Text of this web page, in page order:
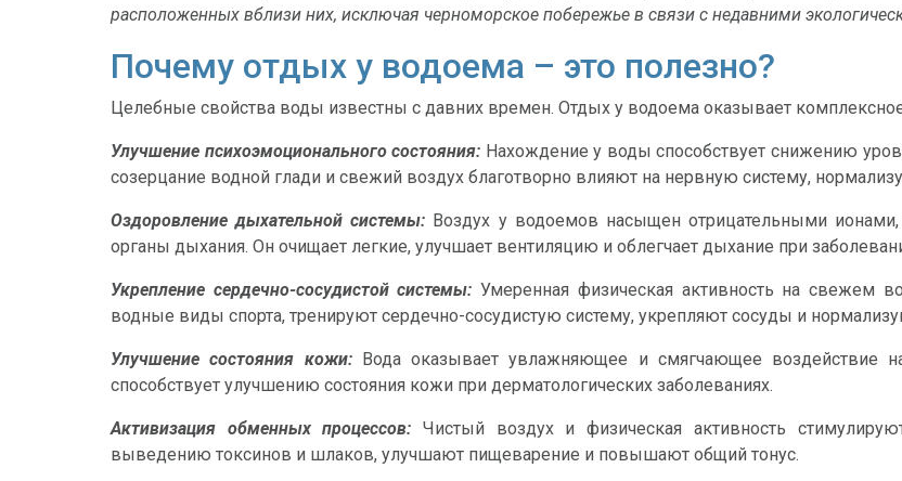
расположенных вблизи них, исключая черноморское побережье в связи с недавними
Почему отдых у водоема – это полезно?
Целебные свойства воды известны с давних времен. Отдых у водоема оказывает
Улучшение психоэмоционального состояния: Нахождение у воды способствует снижению
созерцание водной глади и свежий воздух благотворно влияют на нервную систему,
Оздоровление дыхательной системы: Воздух у водоемов насыщен отрицательными
органы дыхания. Он очищает легкие, улучшает вентиляцию и облегчает дыхание при
Укрепление сердечно-сосудистой системы: Умеренная физическая активность на свежем
водные виды спорта, тренируют сердечно-сосудистую систему, укрепляют сосуды и
Улучшение состояния кожи: Вода оказывает увлажняющее и смягчающее воздействие
способствует улучшению состояния кожи при дерматологических заболеваниях.
Активизация обменных процессов: Чистый воздух и физическая активность
выведению токсинов и шлаков, улучшают пищеварение и повышают общий тонус.